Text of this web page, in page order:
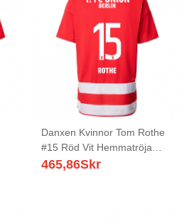
Danxen Kvinnor Tom Rothe
#15 Röd Vit Hemmatröja
Matchtröjor 2025/26 Tröjor
465,86Skr